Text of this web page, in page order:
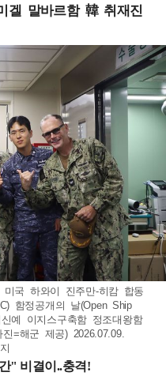
겔 말바르함 韓 취재진
국 하와이 진주만-히캄 합동
함정공개의 날(Open Ship
예 이지스구축함 정조대왕함
=해군 제공) 2026.07.09.